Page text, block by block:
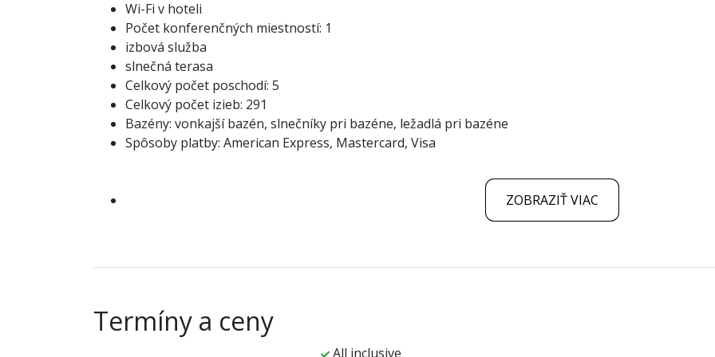
Wi-Fi v hoteli
Počet konferenčných miestností: 1
izbová služba
slnečná terasa
Celkový počet poschodí: 5
Celkový počet izieb: 291
Bazény: vonkajší bazén, slnečníky pri bazéne, ležadlá pri bazéne
Spôsoby platby: American Express, Mastercard, Visa
ZOBRAZIŤ VIAC
Termíny a ceny
All inclusive